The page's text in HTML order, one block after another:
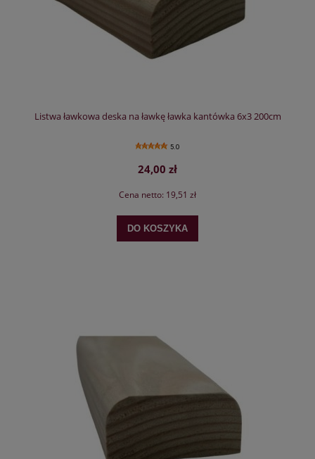
Listwa ławkowa deska na ławkę ławka kantówka 6x3 200cm
5.0
24,00 zł
Cena netto: 19,51 zł
DO KOSZYKA